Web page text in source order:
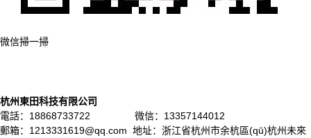
微信掃一掃
杭州東田科技有限公司
電話：18868733722 微信：13357144012
郵箱：1213331619@qq.com 地址：浙江省杭州市余杭區(qū)杭州未來